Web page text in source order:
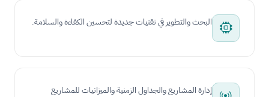
البحث والتطوير في تقنيات جديدة لتحسين الكفاءة والسلامة.
إدارة المشاريع والجداول الزمنية والميزانيات للمشاريع